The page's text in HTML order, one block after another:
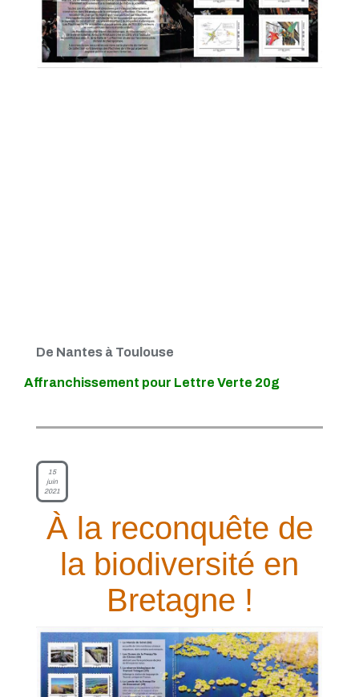
De Nantes à Toulouse
Affranchissement pour Lettre Verte 20g
15
juin
2021
À la reconquête de
la biodiversité en
Bretagne !